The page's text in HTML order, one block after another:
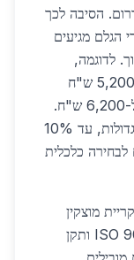
הסיבה לכך
הגלם מגיעים
לדוגמה,
לוחות פלדה עבים זמינים כאן במחיר של 5,200 ש"ח
לטון, בעוד שבאזור אשדוד המחיר עולה ל-6,200 ש"ח.
ספקים מקומיים מציעים גם הנחות כמות גדולות, עד 10%
אותם לבחירה כלכלית
מוצקין
עומדים בסטנדרטים בינלאומיים כמו ISO 9001 ותקן